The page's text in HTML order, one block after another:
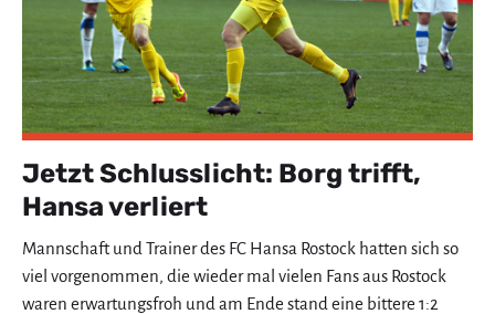
Jetzt Schlusslicht: Borg trifft,
Hansa verliert
Mannschaft und Trainer des FC Hansa Rostock hatten sich so
viel vorgenommen, die wieder mal vielen Fans aus Rostock
waren erwartungsfroh und am Ende stand eine bittere 1:2